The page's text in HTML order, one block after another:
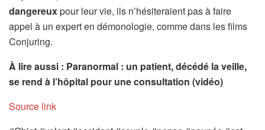
dangereuxpour leur vie, ils n’hésiteraient pas à faire
appel à un expert en démonologie, comme dans les films
Conjuring.
À lire aussi : Paranormal : un patient, décédé la veille,
se rend à l’hôpital pour une consultation (vidéo)
Source link